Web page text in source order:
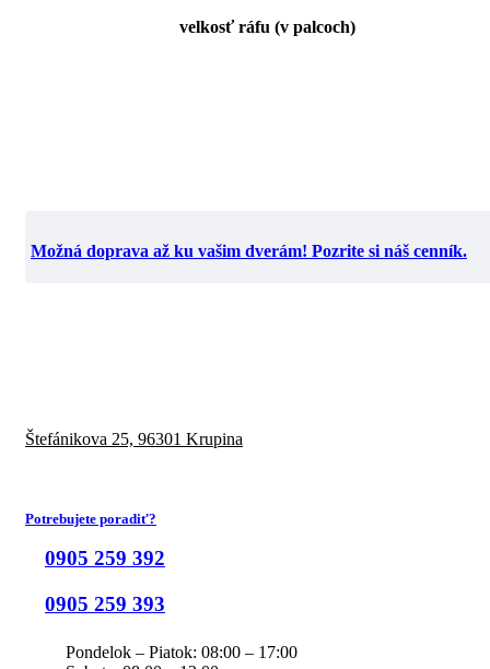
velkosť ráfu (v palcoch)
Možná doprava až ku vašim dverám! Pozrite si náš cenník.
Štefánikova 25, 96301 Krupina
Potrebujete poradiť?
0905 259 392
0905 259 393
Pondelok – Piatok: 08:00 – 17:00